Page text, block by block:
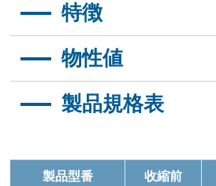
特徴
難燃性・耐化学性・耐摩耗性・
摩耗係数：0.1
物性値
特性項目 仕様要求値
破断伸び
≥200%
製品規格表
製品型番
收縮前